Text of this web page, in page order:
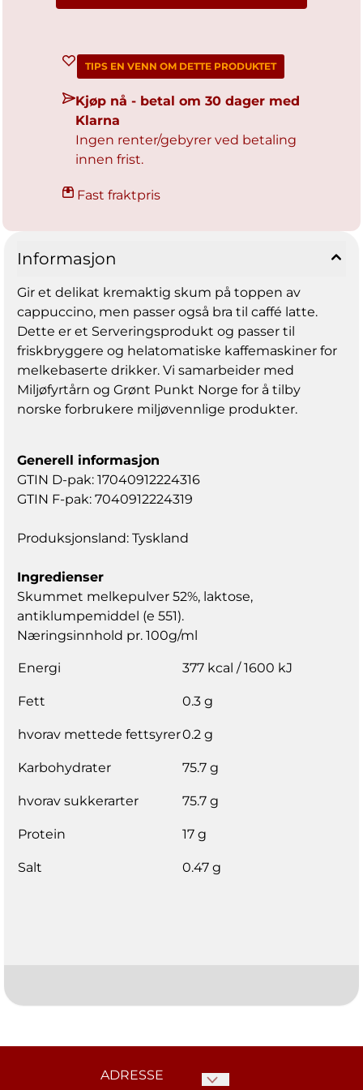
TIPS EN VENN OM DETTE PRODUKTET
Kjøp nå - betal om 30 dager med
Klarna
Ingen renter/gebyrer ved betaling
innen frist.
Fast fraktpris
Informasjon
Gir et delikat kremaktig skum på toppen av
cappuccino, men passer også bra til caffé latte.
Dette er et Serveringsprodukt og passer til
friskbryggere og helatomatiske kaffemaskiner for
melkebaserte drikker. Vi samarbeider med
Miljøfyrtårn og Grønt Punkt Norge for å tilby
norske forbrukere miljøvennlige produkter.
Generell informasjon
GTIN D-pak: 17040912224316
GTIN F-pak: 7040912224319
Produksjonsland: Tyskland
Ingredienser
Skummet melkepulver 52%, laktose,
antiklumpemiddel (e 551).
Næringsinnhold pr. 100g/ml
Energi 377 kcal / 1600 kJ
Fett 0.3 g
hvorav mettede fettsyrer0.2 g
Karbohydrater 75.7 g
hvorav sukkerarter 75.7 g
Protein 17 g
Salt 0.47 g
ADRESSE